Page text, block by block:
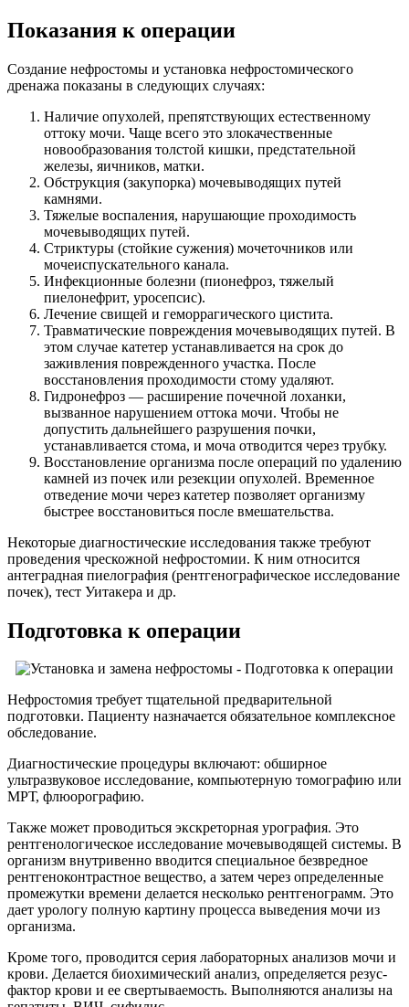
Показания к операции
Создание нефростомы и установка нефростомического
дренажа показаны в следующих случаях:
Наличие опухолей, препятствующих естественному
оттоку мочи. Чаще всего это злокачественные
новообразования толстой кишки, предстательной
железы, яичников, матки.
Обструкция (закупорка) мочевыводящих путей
камнями.
Тяжелые воспаления, нарушающие проходимость
мочевыводящих путей.
Стриктуры (стойкие сужения) мочеточников или
мочеиспускательного канала.
Инфекционные болезни (пионефроз, тяжелый
пиелонефрит, уросепсис).
Лечение свищей и геморрагического цистита.
Травматические повреждения мочевыводящих путей. В
этом случае катетер устанавливается на срок до
заживления поврежденного участка. После
восстановления проходимости стому удаляют.
Гидронефроз — расширение почечной лоханки,
вызванное нарушением оттока мочи. Чтобы не
допустить дальнейшего разрушения почки,
устанавливается стома, и моча отводится через трубку.
Восстановление организма после операций по удалению
камней из почек или резекции опухолей. Временное
отведение мочи через катетер позволяет организму
быстрее восстановиться после вмешательства.
Некоторые диагностические исследования также требуют
проведения чрескожной нефростомии. К ним относится
антеградная пиелография (рентгенографическое исследование
почек), тест Уитакера и др.
Подготовка к операции
Нефростомия требует тщательной предварительной
подготовки. Пациенту назначается обязательное комплексное
обследование.
Диагностические процедуры включают: обширное
ультразвуковое исследование, компьютерную томографию или
МРТ, флюорографию.
Также может проводиться экскреторная урография. Это
рентгенологическое исследование мочевыводящей системы. В
организм внутривенно вводится специальное безвредное
рентгеноконтрастное вещество, а затем через определенные
промежутки времени делается несколько рентгенограмм. Это
дает урологу полную картину процесса выведения мочи из
организма.
Кроме того, проводится серия лабораторных анализов мочи и
крови. Делается биохимический анализ, определяется резус-
фактор крови и ее свертываемость. Выполняются анализы на